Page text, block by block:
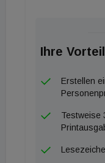
Fürsorgepflicht,
sicherzustellen.
es durch
Einbußen
Ihre
Erstellen
Testweise